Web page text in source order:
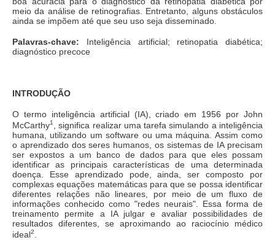
meio da análise de retinografias. Entretanto, alguns obstáculos
ainda se impõem até que seu uso seja disseminado.
Palavras-chave: Inteligência artificial; retinopatia diabética;
diagnóstico precoce
INTRODUÇÃO
O termo inteligência artificial (IA), criado em 1956 por John
McCarthy1
, significa realizar uma tarefa simulando a inteligência
humana, utilizando um software ou uma máquina. Assim como
o aprendizado dos seres humanos, os sistemas de IA precisam
ser expostos a um banco de dados para que eles possam
identificar as principais características de uma determinada
doença. Esse aprendizado pode, ainda, ser composto por
complexas equações matemáticas para que se possa identificar
diferentes relações não lineares, por meio de um fluxo de
informações conhecido como "redes neurais". Essa forma de
treinamento permite a IA julgar e avaliar possibilidades de
resultados diferentes, se aproximando ao raciocínio médico
ideal2